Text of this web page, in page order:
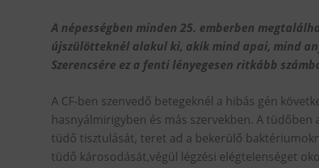
A népességben minden 25. emberben
újszülötteknél alakul ki, akik mind apai, mind
Szerencsére ez a fenti lényegesen ritkább
A CF-ben szenvedő betegeknél a hibás gén
hasnyálmirigyben és más szervekben. A tüdőben
tüdő tisztulását, teret ad a bekerülő
tüdő károsodását,végül légzési elégtelenséget